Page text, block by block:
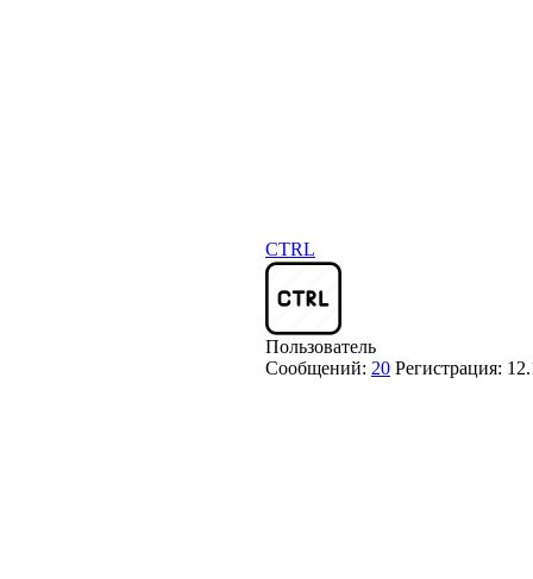
CTRL
Пользователь
Сообщений: 20 Регистрация: